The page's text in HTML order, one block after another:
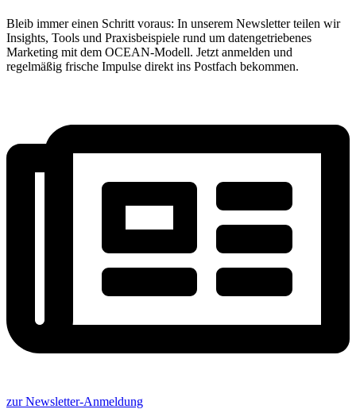
Bleib immer einen Schritt voraus: In unserem Newsletter teilen wir
Insights, Tools und Praxisbeispiele rund um datengetriebenes
Marketing mit dem OCEAN-Modell. Jetzt anmelden und
regelmäßig frische Impulse direkt ins Postfach bekommen.
zur Newsletter-Anmeldung